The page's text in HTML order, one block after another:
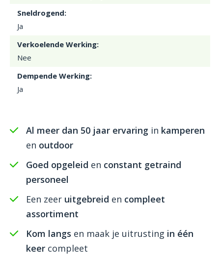
Sneldrogend:
Ja
Verkoelende Werking:
Nee
Dempende Werking:
Ja
Al meer dan 50 jaar ervaring in kamperen
en outdoor
Goed opgeleid en constant getraind
personeel
Een zeer uitgebreid en compleet
assortiment
Kom langs en maak je uitrusting in één
keer compleet